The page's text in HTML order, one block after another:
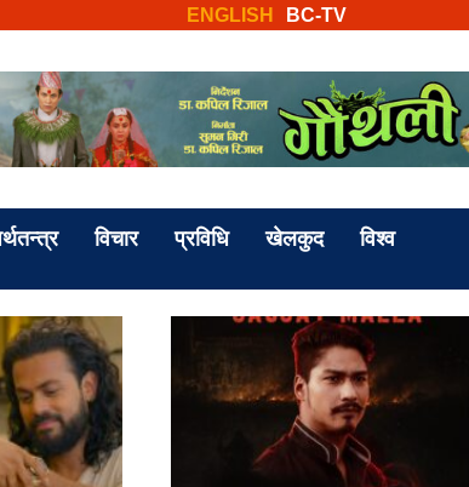
BC-TV
ENGLISH
विचार प्रविधि खेलकुद विश्व